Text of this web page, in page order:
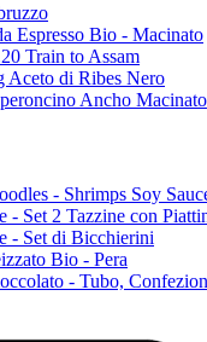
Espresso Bio - Macinato
Train to Assam
Aceto di Ribes Nero
Ancho Macinato
- Shrimps Soy
- Set 2 Tazzine con
- Set di Bicchierini
Bio - Pera
- Tubo,